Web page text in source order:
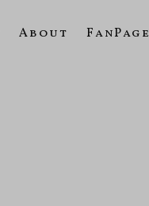
About FanPage